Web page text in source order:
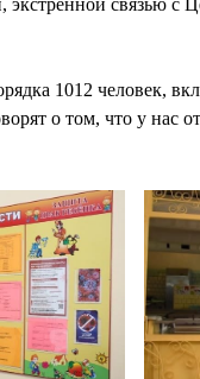
1012 человек,
о том, что у нас